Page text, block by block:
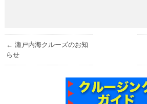
← 瀬戸内海クルーズのお知
らせ